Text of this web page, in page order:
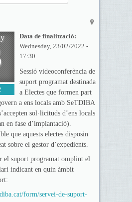
Data de finalització:
Wednesday, 23/02/2022 -
17:30
Sessió videoconferència de
suport programat destinada
a Electes que formen part
a ens locals amb SeTDIBA
sol·licituds d’ens locals
en fase d’implantació).
que aquests electes disposin
sobre el gestor d’expedients.
el suport programat omplint el
indicant en quin àmbit
form/servei-de-suport-